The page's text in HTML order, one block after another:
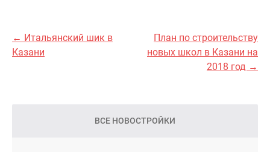
← Итальянский шик в
Казани
План по строительству
новых школ в Казани на
2018 год →
ВСЕ НОВОСТРОЙКИ